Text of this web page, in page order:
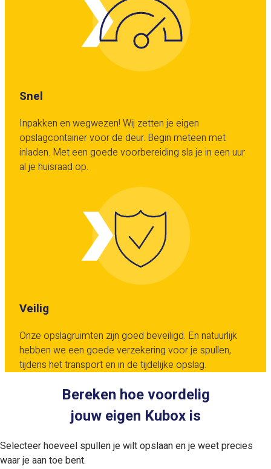
Snel
Inpakken en wegwezen! Wij zetten je eigen
opslagcontainer voor de deur. Begin meteen met
inladen. Met een goede voorbereiding sla je in een uur
al je huisraad op.
Veilig
Onze opslagruimten zijn goed beveiligd. En natuurlijk
hebben we een goede verzekering voor je spullen,
tijdens het transport en in de tijdelijke opslag.
Bereken hoe voordelig
jouw eigen Kubox is
Selecteer hoeveel spullen je wilt opslaan en je weet precies
waar je aan toe bent.